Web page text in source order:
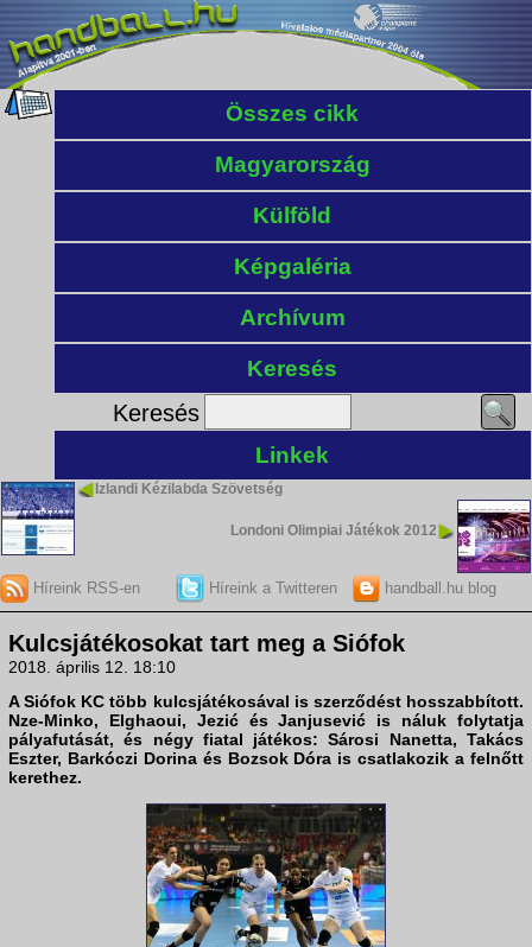
Összes cikk
Magyarország
Külföld
Képgaléria
Archívum
Keresés
Keresés
Linkek
Izlandi Kézilabda Szövetség
Londoni Olimpiai Játékok 2012
Híreink RSS-en Híreink a Twitteren handball.hu blog
Kulcsjátékosokat tart meg a Siófok
2018. április 12. 18:10
A Siófok KC több kulcsjátékosával is szerződést hosszabbított.
Nze-Minko, Elghaoui, Jezić és Janjusević is náluk folytatja
pályafutását, és négy fiatal játékos:Sárosi Nanetta, Takács
Eszter, Barkóczi Dorina és Bozsok Dóra is csatlakozik a felnőtt
kerethez.